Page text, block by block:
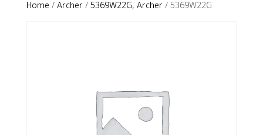
Home / Archer/ 5369W22G, Archer/ 5369W22G